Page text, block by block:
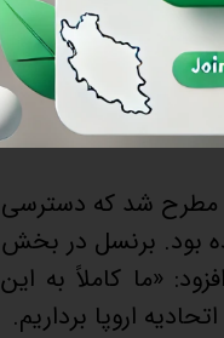
درباره سیاست‌های
را نمی‌توان نادیده
استانداردهای
مطرح شد که دسترسی
بود. برنسل در بخش
«ما کاملاً به این
اروپا برداریم.